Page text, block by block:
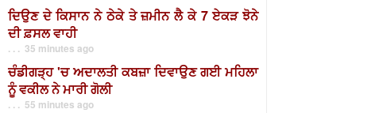
ਦਿਉਣ ਦੇ ਕਿਸਾਨ ਨੇ ਠੇਕੇ ਤੇ ਜ਼ਮੀਨ ਲੈ ਕੇ 7 ਏਕੜ ਝੋਨੇ
ਦੀ ਫ਼ਸਲ ਵਾਹੀ
. . . 35 minutes ago
ਚੰਡੀਗੜ੍ਹ 'ਚ ਅਦਾਲਤੀ ਕਬਜ਼ਾ ਦਿਵਾਉਣ ਗਈ ਮਹਿਲਾ
ਨੂੰ ਵਕੀਲ ਨੇ ਮਾਰੀ ਗੋਲੀ
. . . 55 minutes ago